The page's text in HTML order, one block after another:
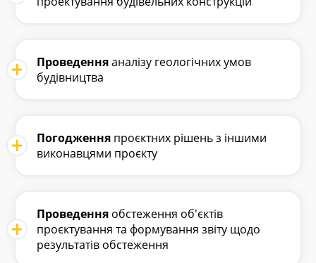
Проведенняаналізу геологічних умов
будівництва
Погодження проєктних рішень з іншими
виконавцями проєкту
Проведення обстеження об'єктів
проєктування та формування звіту щодо
результатів обстеження